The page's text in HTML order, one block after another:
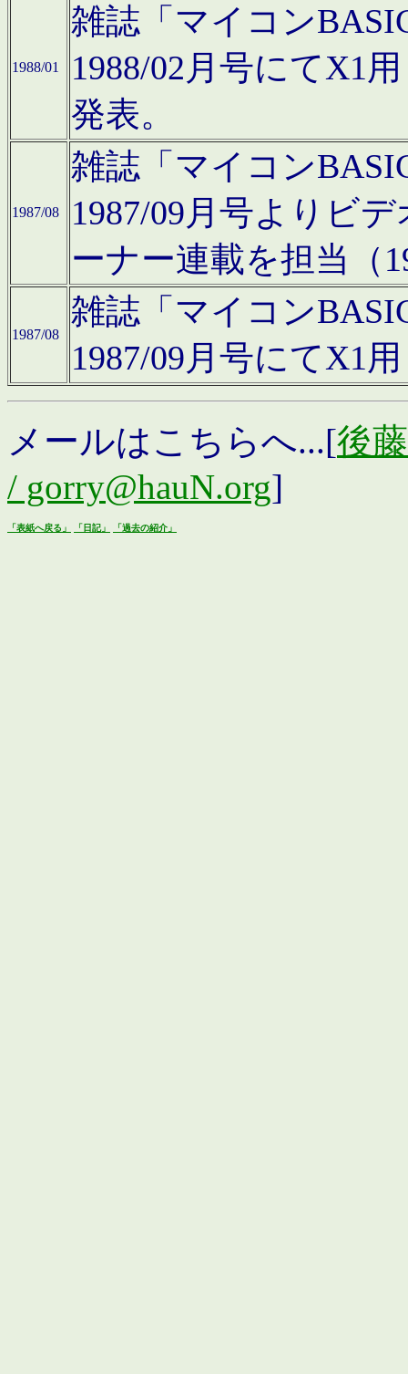
1988/01
雑誌「マイコン
1988/02月号にてX1
発表。
1987/08
雑誌「マイコン
1987/09月号よりビ
ーナー連載を担当（
1987/08
雑誌「マイコン
1987/09月号にてX1
メールはこちらへ...[後
/ gorry@hauN.org]
「表紙へ戻る」 「日記」 「過去の紹介」